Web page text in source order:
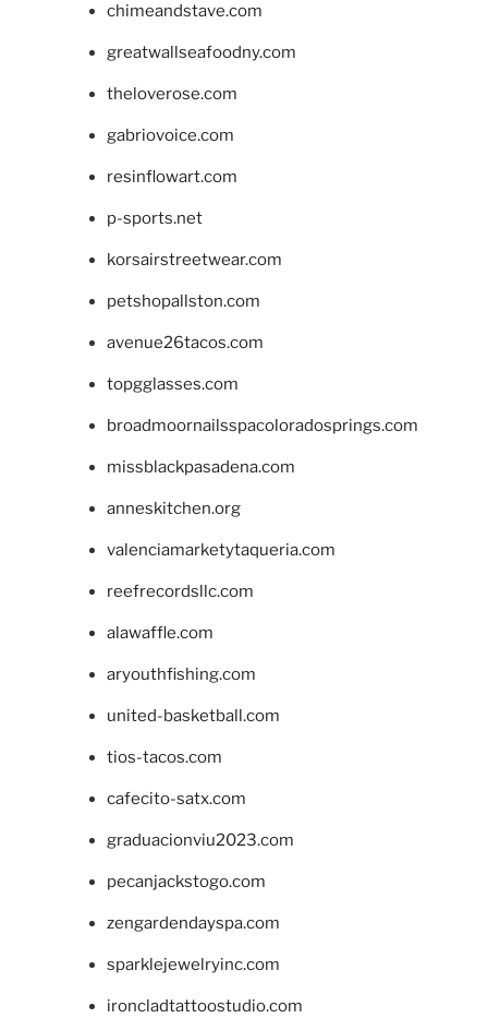
chimeandstave.com
greatwallseafoodny.com
theloverose.com
gabriovoice.com
resinflowart.com
p-sports.net
korsairstreetwear.com
petshopallston.com
avenue26tacos.com
topgglasses.com
broadmoornailsspacoloradosprings.com
missblackpasadena.com
anneskitchen.org
valenciamarketytaqueria.com
reefrecordsllc.com
alawaffle.com
aryouthfishing.com
united-basketball.com
tios-tacos.com
cafecito-satx.com
graduacionviu2023.com
pecanjackstogo.com
zengardendayspa.com
sparklejewelryinc.com
ironcladtattoostudio.com